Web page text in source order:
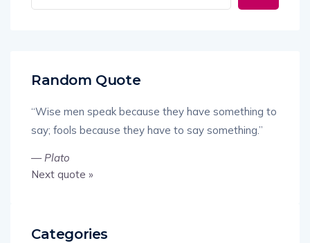
Random Quote
“Wise men speak because they have something to
say; fools because they have to say something.”
—Plato
Next quote »
Categories